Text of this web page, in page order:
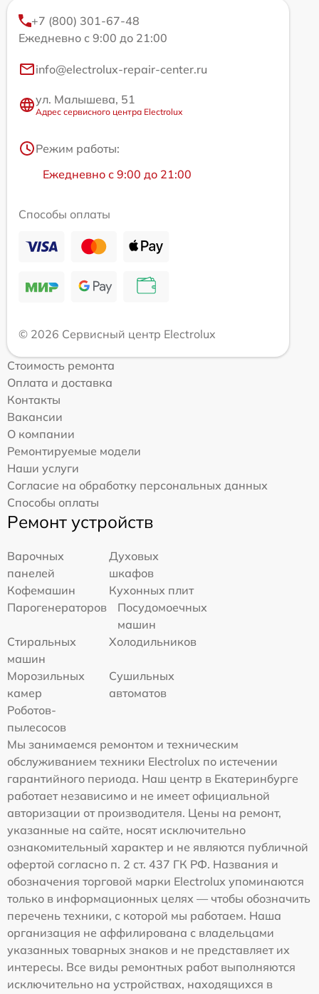
+7 (800) 301-67-48
Ежедневно с 9:00 до 21:00
info@electrolux-repair-center.ru
ул. Малышева, 51
Адрес сервисного центра Electrolux
Режим работы:
Ежедневно с 9:00 до 21:00
Способы оплаты
© 2026 Сервисный центр Electrolux
Стоимость ремонта
Оплата и доставка
Контакты
Вакансии
О компании
Ремонтируемые модели
Наши услуги
Согласие на обработку персональных данных
Способы оплаты
Ремонт устройств
Варочных
панелей
Духовых
шкафов
Кофемашин
Кухонных плит
Парогенераторов
Посудомоечных
машин
Стиральных
машин
Холодильников
Морозильных
камер
Сушильных
автоматов
Роботов-
пылесосов
Мы занимаемся ремонтом и техническим
обслуживанием техники Electrolux по истечении
гарантийного периода. Наш центр в Екатеринбурге
работает независимо и не имеет официальной
авторизации от производителя. Цены на ремонт,
указанные на сайте, носят исключительно
ознакомительный характер и не являются публичной
офертой согласно п. 2 ст. 437 ГК РФ. Названия и
обозначения торговой марки Electrolux упоминаются
только в информационных целях — чтобы обозначить
перечень техники, с которой мы работаем. Наша
организация не аффилирована с владельцами
указанных товарных знаков и не представляет их
интересы. Все виды ремонтных работ выполняются
исключительно на устройствах, находящихся в